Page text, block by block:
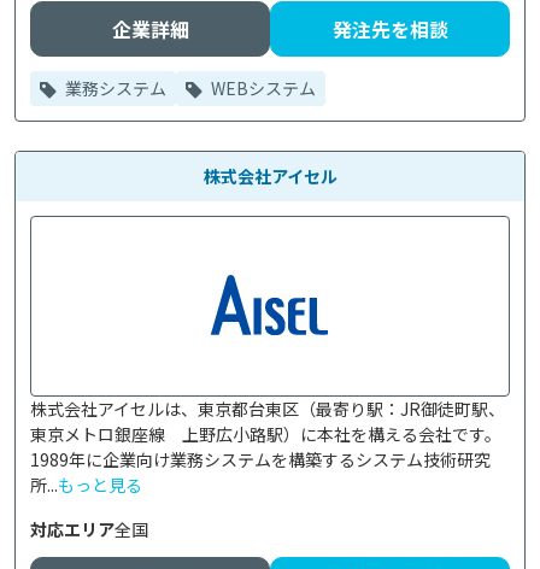
企業詳細 発注先を相談
業務システム WEBシステム
株式会社アイセル
株式会社アイセルは、東京都台東区（最寄り駅：JR御徒町駅、
東京メトロ銀座線　上野広小路駅）に本社を構える会社です。
1989年に企業向け業務システムを構築するシステム技術研究
所...もっと見る
対応エリア全国